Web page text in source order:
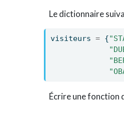
Le dictionnaire
visiteurs = {
Écrire une fonction